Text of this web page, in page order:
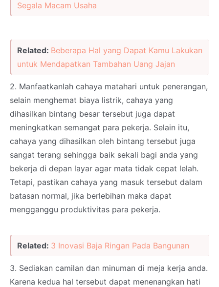
Segala Macam Usaha
Related: Beberapa Hal yang Dapat Kamu Lakukan
untuk Mendapatkan Tambahan Uang Jajan
2. Manfaatkanlah cahaya matahari untuk penerangan,
selain menghemat biaya listrik, cahaya yang
dihasilkan bintang besar tersebut juga dapat
meningkatkan semangat para pekerja. Selain itu,
cahaya yang dihasilkan oleh bintang tersebut juga
sangat terang sehingga baik sekali bagi anda yang
bekerja di depan layar agar mata tidak cepat lelah.
Tetapi, pastikan cahaya yang masuk tersebut dalam
batasan normal, jika berlebihan maka dapat
mengganggu produktivitas para pekerja.
Related: 3 Inovasi Baja Ringan Pada Bangunan
3. Sediakan camilan dan minuman di meja kerja anda.
Karena kedua hal tersebut dapat menenangkan hati